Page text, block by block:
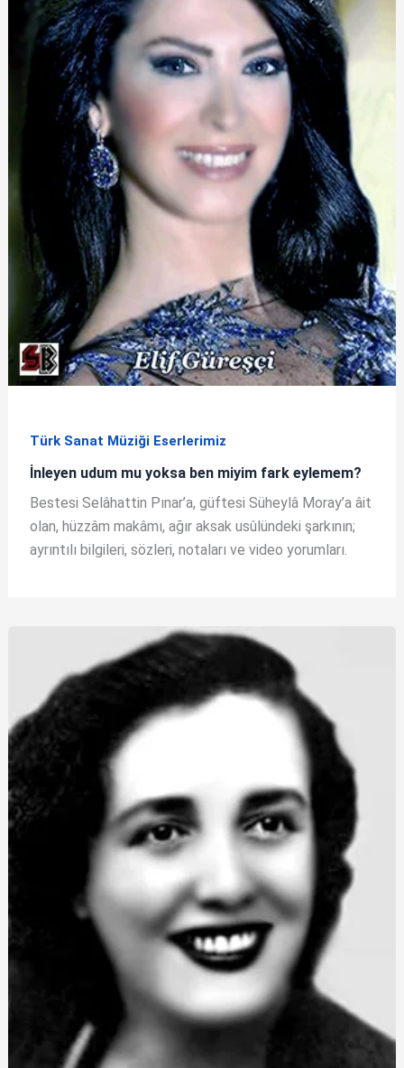
Türk Sanat Müziği Eserlerimiz
İnleyen udum mu yoksa ben miyim fark eylemem?
Bestesi Selâhattin Pınar’a, güftesi Süheylâ Moray’a âit
olan, hüzzâm makâmı, ağır aksak usûlündeki şarkının;
ayrıntılı bilgileri, sözleri, notaları ve video yorumları.